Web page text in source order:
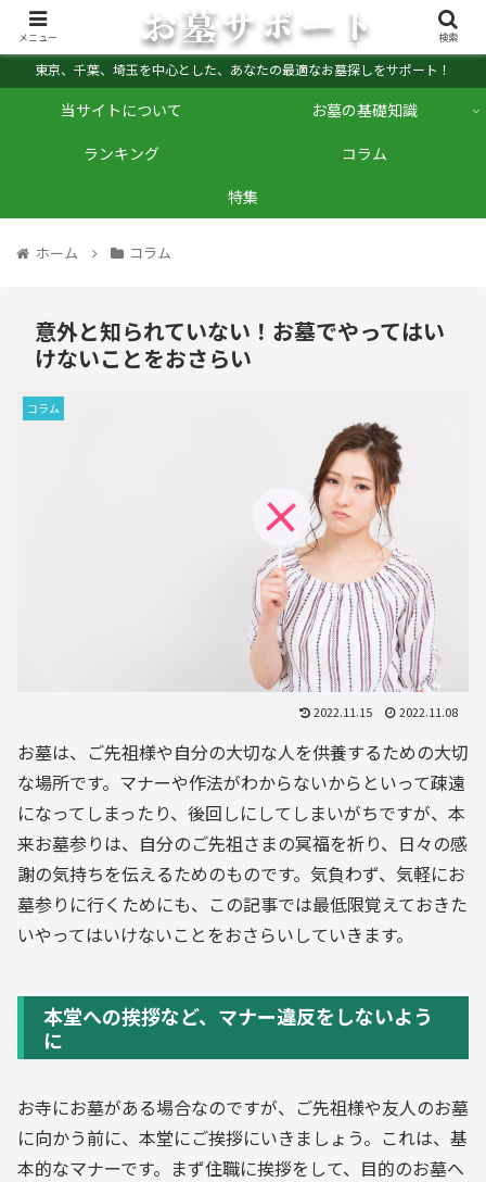
東京、千葉、埼玉を中心とした、あなたの最適なお墓探しをサポート！
当サイトについて
お墓の基礎知識
ランキング
コラム
特集
ホーム コラム
意外と知られていない！お墓でやってはい
けないことをおさらい
コラム
2022.11.15 2022.11.08
お墓は、ご先祖様や自分の大切な人を供養するための大切
な場所です。マナーや作法がわからないからといって疎遠
になってしまったり、後回しにしてしまいがちですが、本
来お墓参りは、自分のご先祖さまの冥福を祈り、日々の感
謝の気持ちを伝えるためのものです。気負わず、気軽にお
墓参りに行くためにも、この記事では最低限覚えておきた
いやってはいけないことをおさらいしていきます。
本堂への挨拶など、マナー違反をしないよう
に
お寺にお墓がある場合なのですが、ご先祖様や友人のお墓
に向かう前に、本堂にご挨拶にいきましょう。これは、基
本的なマナーです。まず住職に挨拶をして、目的のお墓へ
メニュー 検索